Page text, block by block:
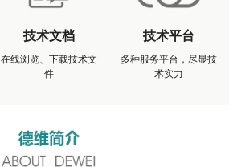
技术文档
在线浏览、下载技术文
件
技术平台
多种服务平台，尽显技
术实力